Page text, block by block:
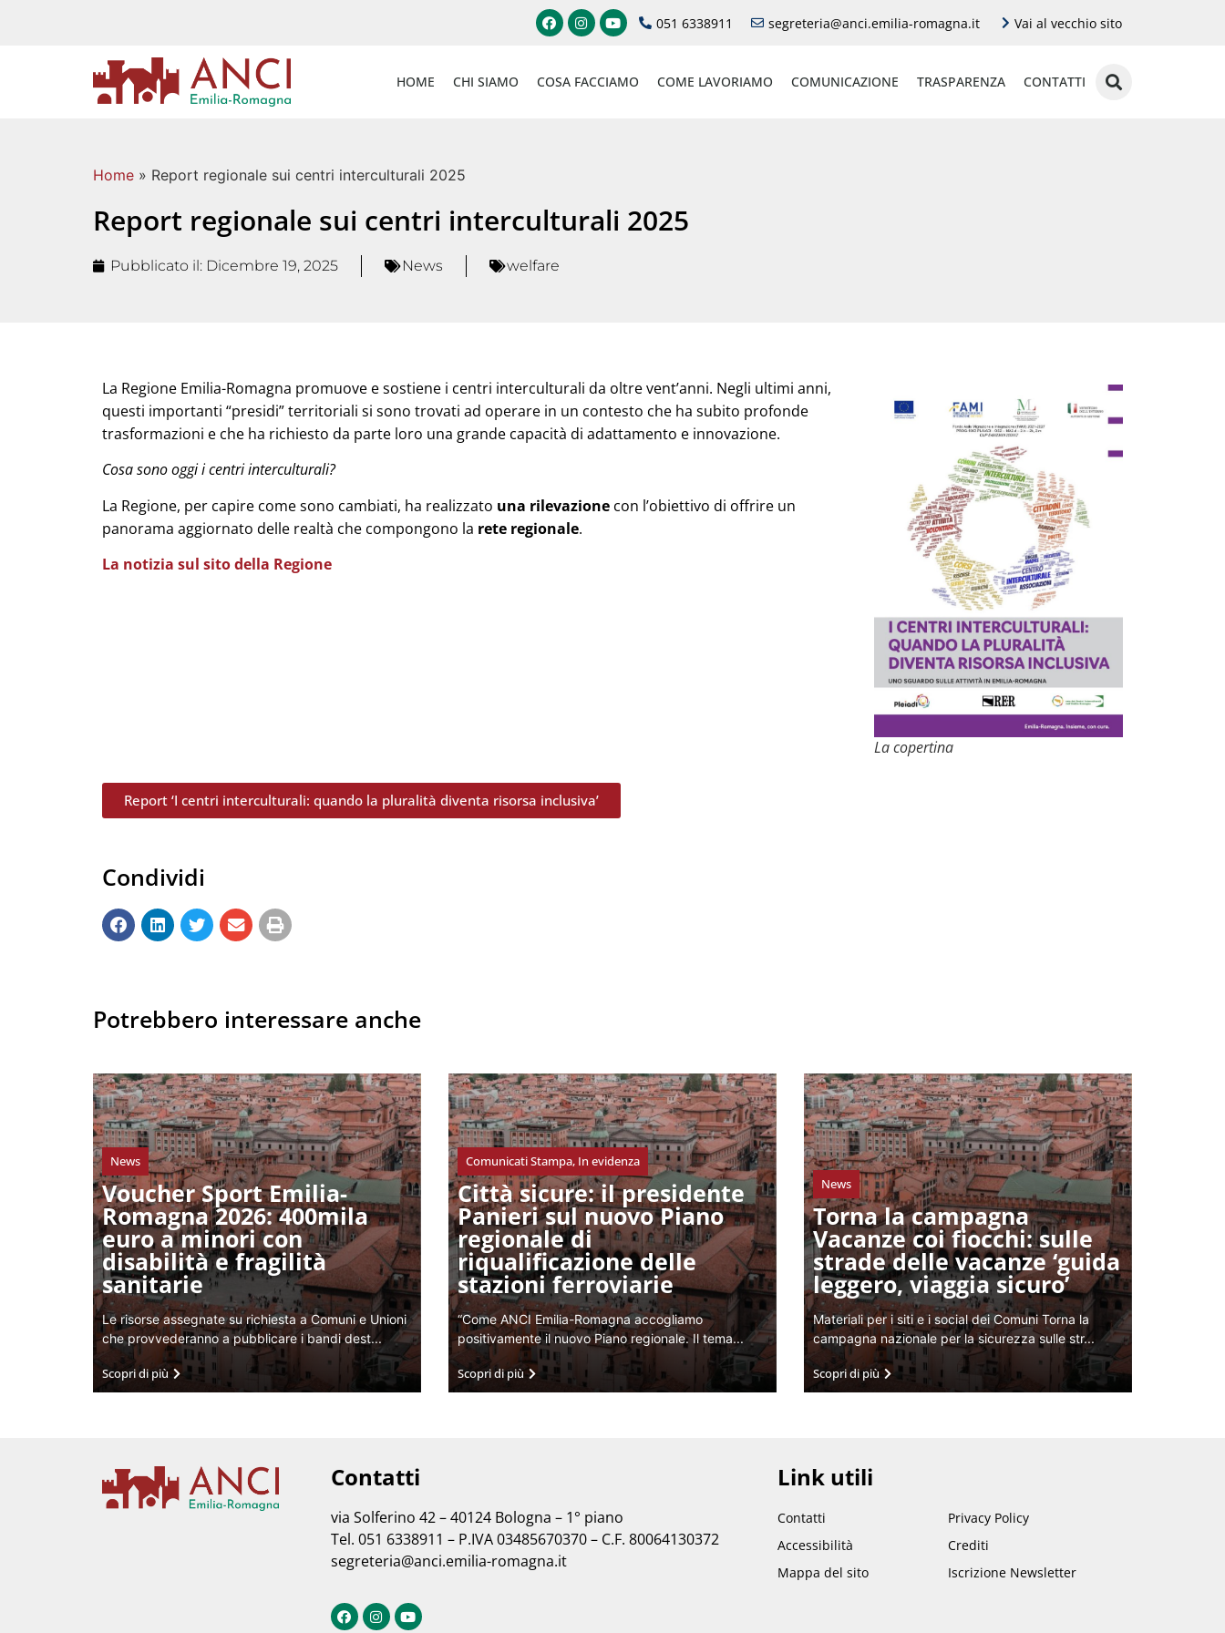
051 6338911 segreteria@anci.emilia-romagna.it Vai al vecchio sito
HOME CHI SIAMO COSA FACCIAMO COME LAVORIAMO COMUNICAZIONE TRASPARENZA CONTATTI
Home » Report regionale sui centri interculturali 2025
Report regionale sui centri interculturali 2025
Pubblicato il: Dicembre 19, 2025 News welfare
La copertina
La Regione Emilia-Romagna promuove e sostiene i centri interculturali da oltre vent’anni. Negli ultimi anni,
questi importanti “presidi” territoriali si sono trovati ad operare in un contesto che ha subito profonde
trasformazioni e che ha richie­sto da parte loro una grande capacità di adattamento e innovazione.
Cosa sono oggi i centri interculturali?
La Regione, per capire come sono cambiati, ha realizzato una rilevazione con l’obiet­tivo di offrire un
panorama aggiornato delle realtà che compongono la rete regionale.
La notizia sul sito della Regione
Report ‘I centri interculturali: quando la pluralità diventa risorsa inclusiva’
Condividi
Potrebbero interessare anche
News
Voucher Sport Emilia-
Romagna 2026: 400mila
euro a minori con
disabilità e fragilità
sanitarie
Le risorse assegnate su richiesta a Comuni e Unioni
che provvederanno a pubblicare i bandi dest...
Scopri di più
Comunicati Stampa, In evidenza
Città sicure: il presidente
Panieri sul nuovo Piano
regionale di
riqualificazione delle
stazioni ferroviarie
“Come ANCI Emilia-Romagna accogliamo
positivamente il nuovo Piano regionale. Il tema...
Scopri di più
News
Torna la campagna
Vacanze coi fiocchi: sulle
strade delle vacanze ‘guida
leggero, viaggia sicuro’
Materiali per i siti e i social dei Comuni Torna la
campagna nazionale per la sicurezza sulle str...
Scopri di più
Contatti
via Solferino 42 – 40124 Bologna – 1° piano
Tel. 051 6338911 – P.IVA 03485670370 – C.F. 80064130372
segreteria@anci.emilia-romagna.it
Link utili
Contatti
Accessibilità
Mappa del sito
Privacy Policy
Crediti
Iscrizione Newsletter